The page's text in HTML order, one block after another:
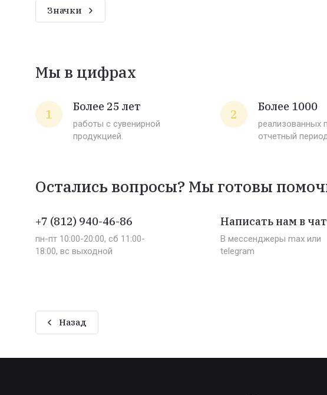
Значки
Мы в цифрах
1 Более 25 лет
работы с сувенирной
продукцией.
2 Более 1000
реализованных
отчетный
Остались вопросы? Мы готовы
+7 (812) 940-46-86
пн-пт 10:00-20:00, сб 11:00-
18:00, вс выходной
Написать нам в чат
В мессенджеры max или
telegram
Назад